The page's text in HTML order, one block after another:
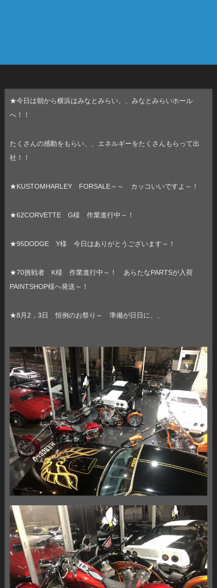
★今日は朝から横浜はみなとみらい、、みなとみらいホール
へ！！
たくさんの感動をもらい、、エネルギーをたくさんもらって出
社！！
★KUSTOMHARLEY FORSALE～～ カッコいいですよ～！
★62CORVETTE G様 作業進行中～！
★95DODGE Y様 今日はありがとうございます～！
★70挑戦者 K様 作業進行中～！ あらたなPARTSが入荷
PAINTSHOP様へ発送～！
★8月2，3日 恒例のお祭り～ 準備が日日に、、